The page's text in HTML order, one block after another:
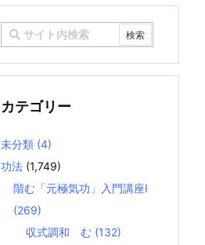
カテゴリー
未分類 (4)
功法 (1,749)
階む「元極気功」入門講座Ⅰ
(269)
収式調和 む (132)